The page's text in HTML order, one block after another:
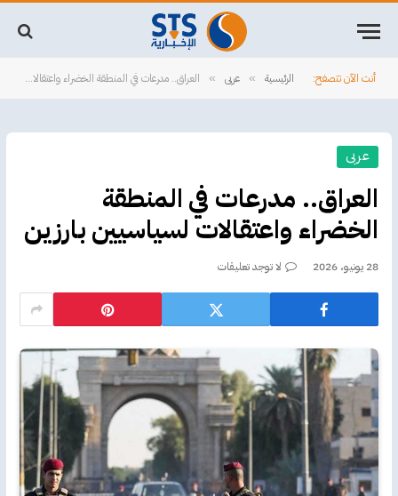
أنت الآن تتصفح: الرئيسية » عربى » العراق.. مدرعات في المنطقة الخضراء واعتقالات لسياسيين بارزين
عربى
العراق.. مدرعات في المنطقة
الخضراء واعتقالات لسياسيين بارزين
28 يونيو، 2026 لا توجد تعليقات